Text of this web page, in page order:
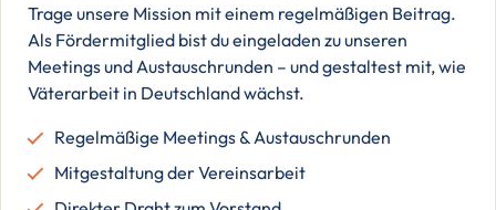
Trage unsere Mission mit einem regelmäßigen Beitrag.
Als Fördermitglied bist du eingeladen zu unseren
Meetings und Austauschrunden – und gestaltest mit, wie
Väterarbeit in Deutschland wächst.
Regelmäßige Meetings & Austauschrunden
Mitgestaltung der Vereinsarbeit